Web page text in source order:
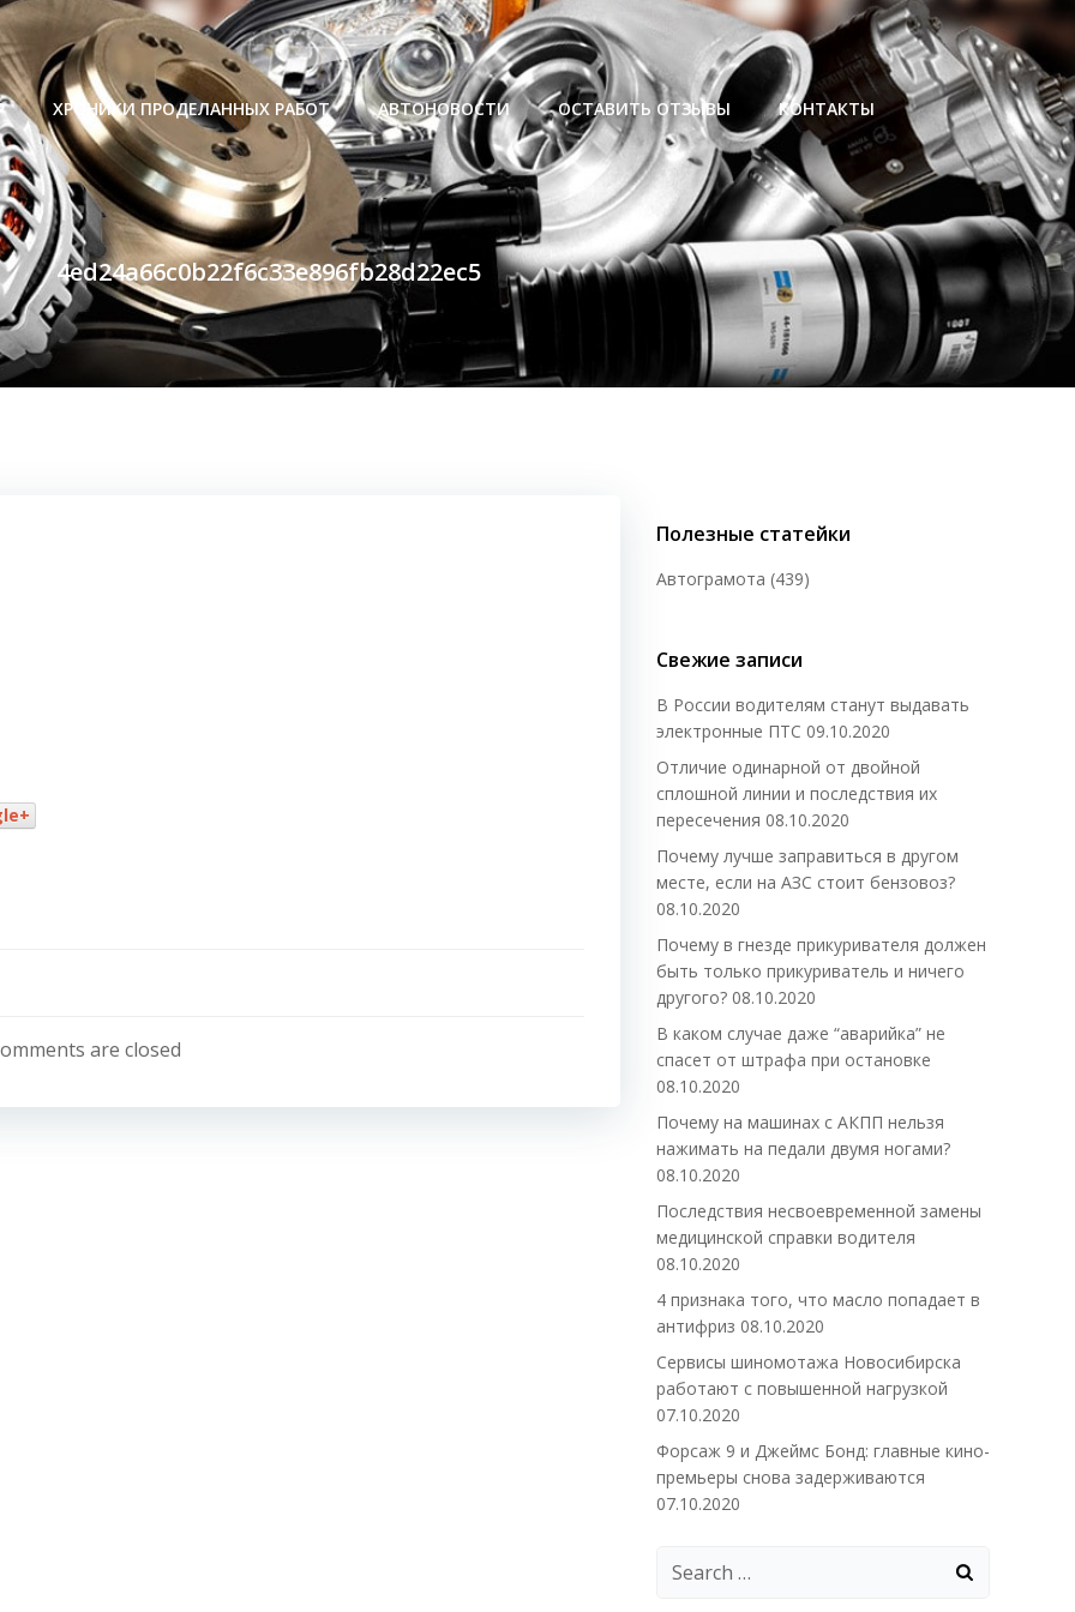
ХРОНИКИ ПРОДЕЛАННЫХ РАБОТ АВТОНОВОСТИ ОСТАВИТЬ ОТЗЫВЫ КОНТАКТЫ
4ed24a66c0b22f6c33e896fb28d22ec5
are closed
Полезные статейки
Автограмота (439)
Свежие записи
В России водителям станут выдавать
электронные ПТС 09.10.2020
Отличие одинарной от двойной
сплошной линии и последствия их
пересечения 08.10.2020
Почему лучше заправиться в другом
месте, если на АЗС стоит бензовоз?
08.10.2020
Почему в гнезде прикуривателя должен
быть только прикуриватель и ничего
другого? 08.10.2020
В каком случае даже “аварийка” не
спасет от штрафа при остановке
08.10.2020
Почему на машинах с АКПП нельзя
нажимать на педали двумя ногами?
08.10.2020
Последствия несвоевременной замены
медицинской справки водителя
08.10.2020
4 признака того, что масло попадает в
антифриз 08.10.2020
Сервисы шиномотажа Новосибирска
работают с повышенной нагрузкой
07.10.2020
Форсаж 9 и Джеймс Бонд: главные кино-
премьеры снова задерживаются
07.10.2020
Search